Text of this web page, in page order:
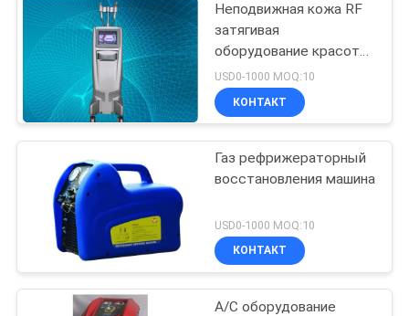
Сварочные
манипуляторы
трубы
121
Ротатор сварки
труб
Неподвижная кожа RF
затягивая
оборудование красотки
машины/RF с Micro -
головкой иглы
USD0-1000 MOQ:10
КОНТАКТ
Газ рефрижераторный
восстановления машина
USD0-1000 MOQ:10
КОНТАКТ
A/C оборудование